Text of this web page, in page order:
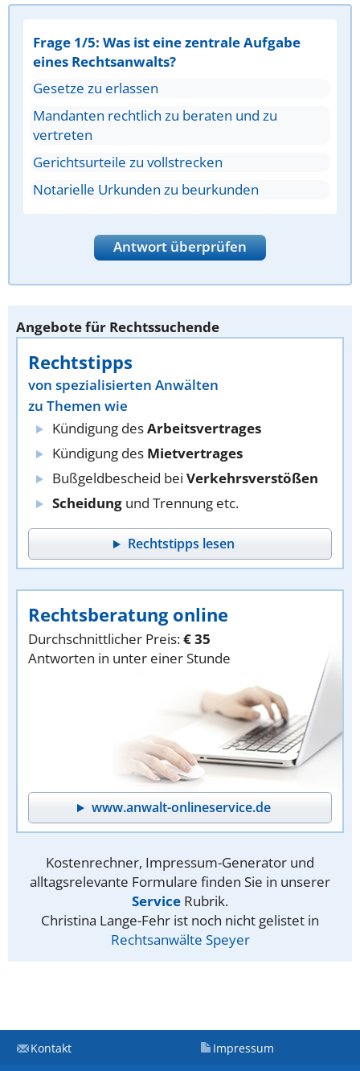
Frage 1/5: Was ist eine zentrale Aufgabe
eines Rechtsanwalts?
Gesetze zu erlassen
Mandanten rechtlich zu beraten und zu
vertreten
Gerichtsurteile zu vollstrecken
Notarielle Urkunden zu beurkunden
Antwort überprüfen
Angebote für Rechtssuchende
Rechtstipps
von spezialisierten Anwälten
zu Themen wie
Kündigung desArbeitsvertrages
Kündigung des Mietvertrages
Bußgeldbescheid bei Verkehrsverstößen
Scheidung und Trennung etc.
Rechtstipps lesen
Rechtsberatung online
Durchschnittlicher Preis:€ 35
Antworten in unter einer Stunde
www.anwalt-onlineservice.de
Kostenrechner, Impressum-Generator und
alltagsrelevante Formulare finden Sie in unserer
Service Rubrik.
Christina Lange-Fehr ist noch nicht gelistet in
Rechtsanwälte Speyer
Kontakt Impressum